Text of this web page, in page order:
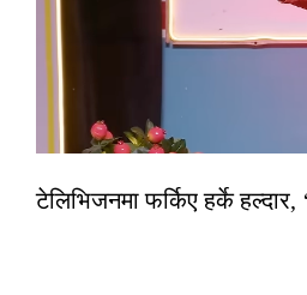
टेलिभिजनमा फर्किए हर्के